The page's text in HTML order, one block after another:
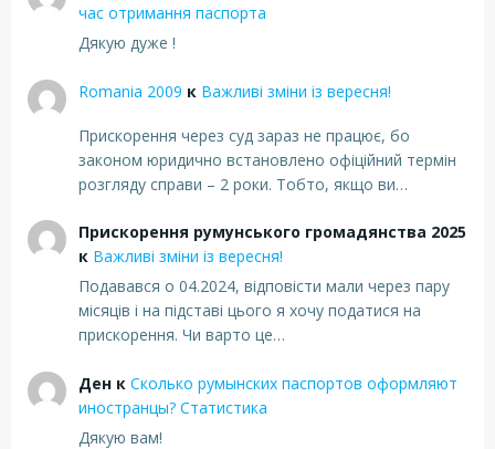
час отримання паспорта
Дякую дуже !
Romania 2009 к Важливі зміни із вересня!
Прискорення через суд зараз не працює, бо
законом юридично встановлено офіційний термін
розгляду справи – 2 роки. Тобто, якщо ви…
Прискорення румунського громадянства 2025
к Важливі зміни із вересня!
Подавався о 04.2024, відповісти мали через пару
місяців і на підставі цього я хочу податися на
прискорення. Чи варто це…
Денк Сколько румынских паспортов оформляют
иностранцы? Статистика
Дякую вам!